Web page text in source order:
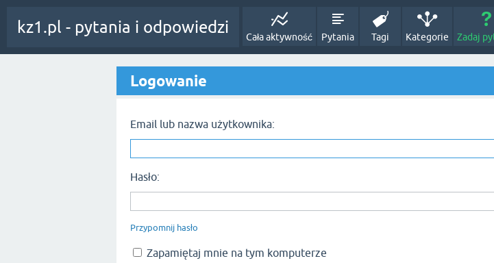
kz1.pl - pytania i odpowiedzi
Cała aktywność Pytania Tagi Kategorie Zadaj
Logowanie
Email lub nazwa użytkownika:
Hasło:
Przypomnij hasło
Zapamiętaj mnie na tym komputerze